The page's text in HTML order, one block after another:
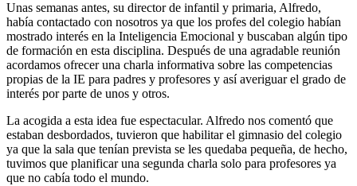
Unas semanas antes, su director de infantil y primaria, Alfredo,
había contactado con nosotros ya que los profes del colegio habían
mostrado interés en la Inteligencia Emocional y buscaban algún tipo
de formación en esta disciplina. Después de una agradable reunión
acordamos ofrecer una charla informativa sobre las competencias
propias de la IE para padres y profesores y así averiguar el grado de
interés por parte de unos y otros.
La acogida a esta idea fue espectacular. Alfredo nos comentó que
estaban desbordados, tuvieron que habilitar el gimnasio del colegio
ya que la sala que tenían prevista se les quedaba pequeña, de hecho,
tuvimos que planificar una segunda charla solo para profesores ya
que no cabía todo el mundo.